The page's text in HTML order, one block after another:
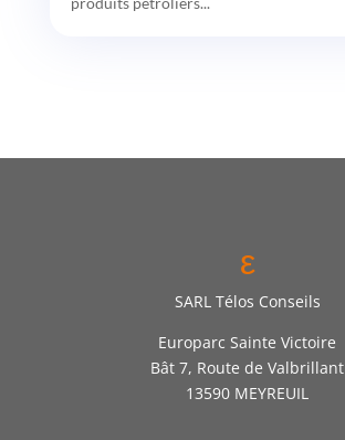
ε
SARL Télos Conseils
Europarc Sainte Victoire
Bât 7, Route de Valbrillant
13590 MEYREUIL